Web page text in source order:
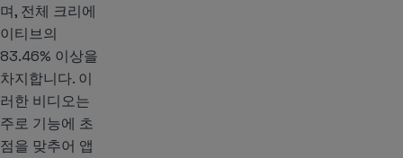
며, 전체 크리에
이티브의
83.46% 이상을
차지합니다. 이
러한 비디오는
주로 기능에 초
점을 맞추어 앱